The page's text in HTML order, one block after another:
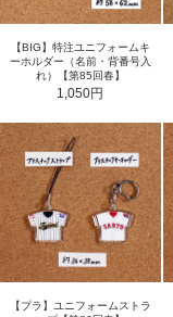
【BIG】特注ユニフォームキ
ーホルダー（名前・背番号入
れ）【第85回春】
1,050円
【プラ】ユニフォームストラ